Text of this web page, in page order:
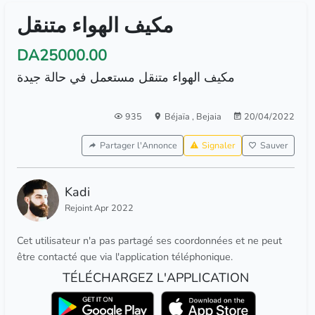
مكيف الهواء متنقل
DA25000.00
مكيف الهواء متنقل مستعمل في حالة جيدة
935 Béjaïa , Bejaia 20/04/2022
Partager l'Annonce Signaler Sauver
Kadi
Rejoint Apr 2022
Cet utilisateur n'a pas partagé ses coordonnées et ne peut
être contacté que via l'application téléphonique.
TÉLÉCHARGEZ L'APPLICATION